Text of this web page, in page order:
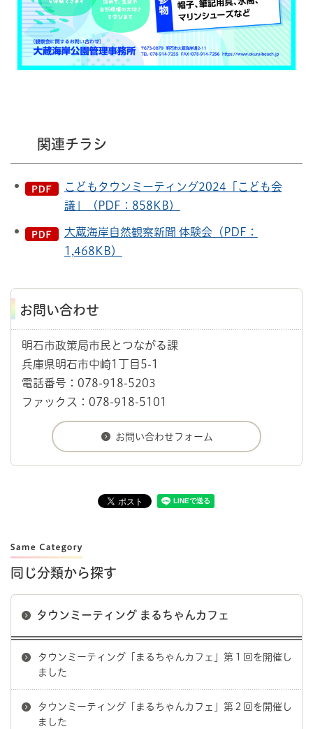
関連チラシ
こどもタウンミーティング2024「こども会
議」（PDF：858KB）
大蔵海岸自然観察新聞 体験会（PDF：
1,468KB）
お問い合わせ
明石市政策局市民とつながる課
兵庫県明石市中崎1丁目5-1
電話番号：078-918-5203
ファックス：078-918-5101
同じ分類から探す
タウンミーティング まるちゃんカフェ
タウンミーティング「まるちゃんカフェ」第１回を開催し
ました
タウンミーティング「まるちゃんカフェ」第２回を開催し
ました